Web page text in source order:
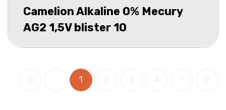
Camelion Alkaline 0% Mecury
AG2 1,5V blister 10
1